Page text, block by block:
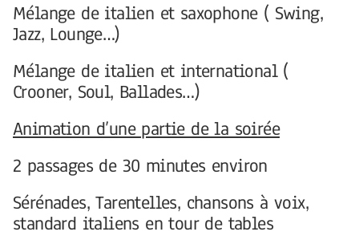
Mélange de italien et saxophone ( Swing,
Jazz, Lounge…)
Mélange de italien et international (
Crooner, Soul, Ballades…)
Animation d’une partie de la soirée
2 passages de 30 minutes environ
Sérénades, Tarentelles, chansons à voix,
standard italiens en tour de tables